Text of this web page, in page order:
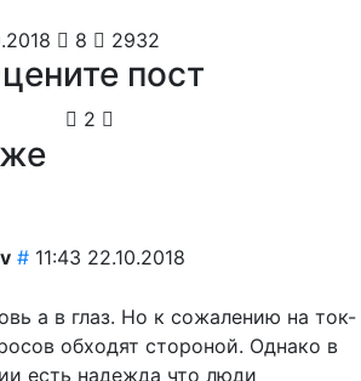
8 2932
пост
2
# 11:43 22.10.2018
а в глаз. Но к сожалению на ток-
обходят стороной. Однако в
есть надежда что люди